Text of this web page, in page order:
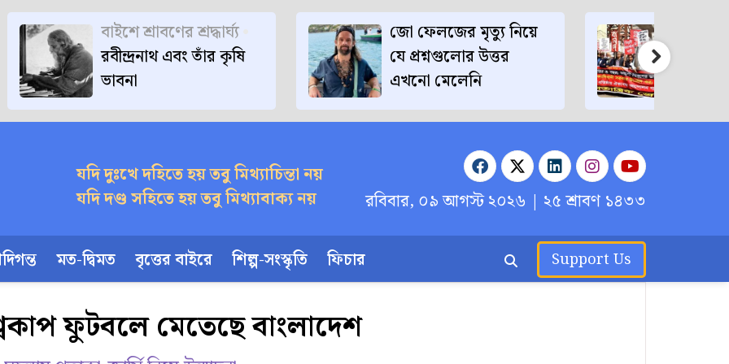
বাইশে শ্রাবণের শ্রদ্ধার্ঘ্য
রবীন্দ্রনাথ এবং তাঁর কৃষি
ভাবনা
জো ফেলজের মৃত্যু নিয়ে
যে প্রশ্নগুলোর উত্তর
এখনো মেলেনি
যদি দুঃখে দহিতে হয় তবু মিথ্যাচিন্তা নয়
যদি দণ্ড সহিতে হয় তবু মিথ্যাবাক্য নয়
রবিবার, ০৯ আগস্ট ২০২৬ | ২৫ শ্রাবণ ১৪৩৩
মত-দ্বিমত বৃত্তের বাইরে শিল্প-সংস্কৃতি ফিচার Support Us
ফুটবলে মেতেছে বাংলাদেশ